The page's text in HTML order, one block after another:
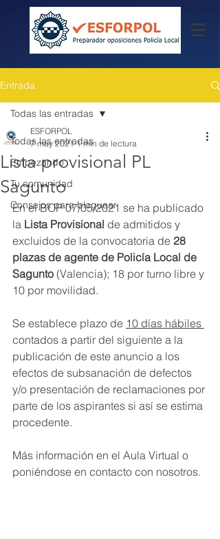
Entrada
Todas las entradas
Empezando
Tu comunidad
Consejos para bloguear
Todas las entradas
Lista provisional PL
Sagunto
ESFORPOL
7 may 2021 1 min de lectura
En el BOP 07/05/2021 se ha publicado
la Lista Provisional de admitidos y
excluidos de la convocatoria de 28
plazas de agente de Policía Local de
Sagunto (Valencia); 18 por turno libre y
10 por movilidad.
Se establece plazo de 10 días hábiles
contados a partir del siguiente a la
publicación de este anuncio a los
efectos de subsanación de defectos
y/o presentación de reclamaciones por
parte de los aspirantes si así se estima
procedente.
Más información en el Aula Virtual o
poniéndose en contacto con nosotros.